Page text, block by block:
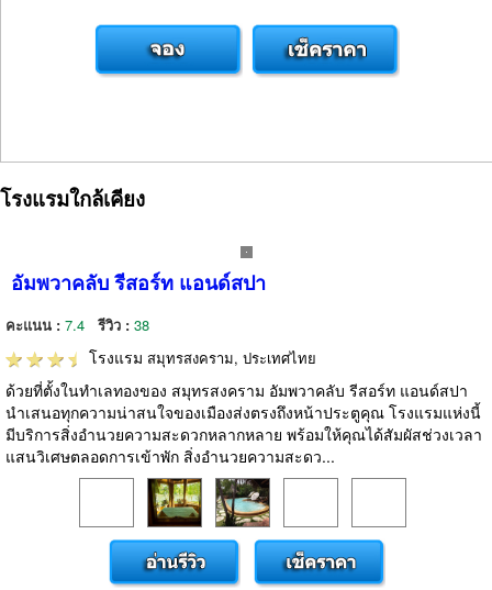
โรงแรมใกล้เคียง
อัมพวาคลับ รีสอร์ท แอนด์สปา
คะแนน : 7.4 รีวิว : 38
โรงแรม สมุทรสงคราม, ประเทศไทย
ด้วยที่ตั้งในทำเลทองของ สมุทรสงคราม อัมพวาคลับ รีสอร์ท แอนด์สปา
นำเสนอทุกความน่าสนใจของเมืองส่งตรงถึงหน้าประตูคุณ โรงแรมแห่งนี้
มีบริการสิ่งอำนวยความสะดวกหลากหลาย พร้อมให้คุณได้สัมผัสช่วงเวลา
แสนวิเศษตลอดการเข้าพัก สิ่งอำนวยความสะดว...